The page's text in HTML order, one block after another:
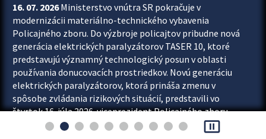
16. 07. 2026Ministerstvo vnútra SR pokračuje v
modernizácii materiálno-technického vybavenia
Policajného zboru. Do výzbroje policajtov pribudne nová
generácia elektrických paralyzátorov TASER 10, ktoré
predstavujú významný technologický posun v oblasti
používania donucovacích prostriedkov. Novú generáciu
elektrických paralyzátorov, ktorá prináša zmenu v
spôsobe zvládania rizikových situácií, predstavili vo
štvrtok 16. júla 2026 viceprezident Policajného zboru
Rastislav Polakovič a riaditeľ odboru výcviku...
pause_presentation